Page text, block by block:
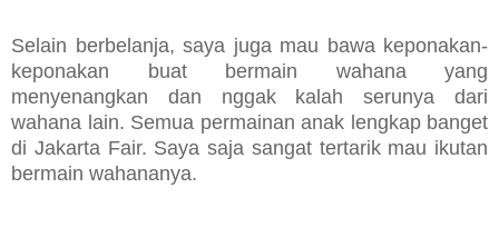
Selain berbelanja, saya juga mau bawa keponakan-
keponakan buat bermain wahana yang
menyenangkan dan nggak kalah serunya dari
wahana lain. Semua permainan anak lengkap banget
di Jakarta Fair. Saya saja sangat tertarik mau ikutan
bermain wahananya.